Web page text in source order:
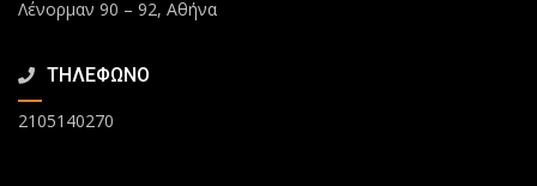
Λένορμαν 90 – 92, Αθήνα
ΤΗΛΕΦΩΝΟ
2105140270